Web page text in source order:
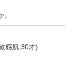
感肌,30才)